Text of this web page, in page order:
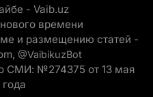
- Vaib.uz
времени
и размещению статей -
@VaibikuzBot
СМИ: №274375 от 13 мая